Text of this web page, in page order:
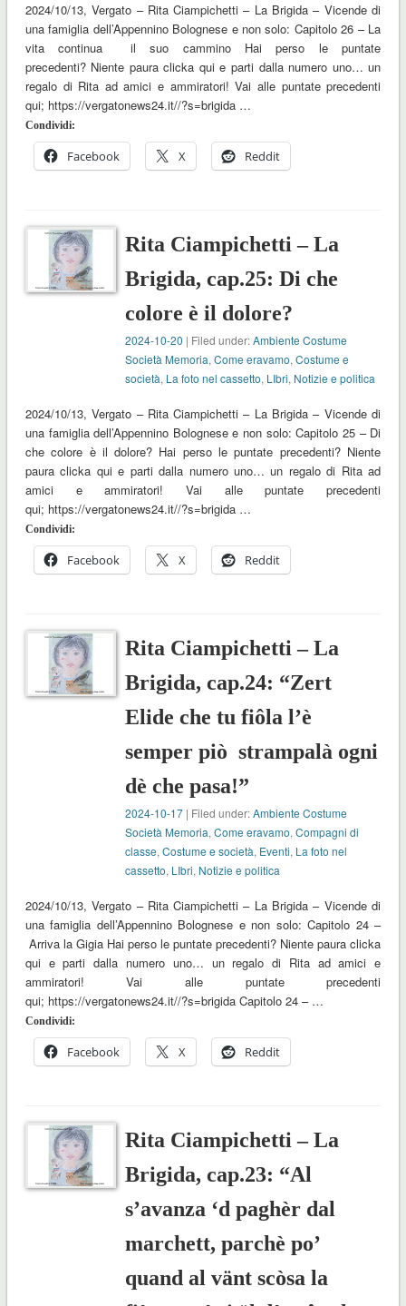
2024/10/13, Vergato – Rita Ciampichetti – La Brigida – Vicende di
una famiglia dell’Appennino Bolognese e non solo: Capitolo 26 – La
vita continua il suo cammino Hai perso le puntate
precedenti? Niente paura clicka qui e parti dalla numero uno… un
regalo di Rita ad amici e ammiratori! Vai alle puntate precedenti
qui; https://vergatonews24.it//?s=brigida …
Condividi:
Facebook X Reddit
Rita Ciampichetti – La
Brigida, cap.25: Di che
colore è il dolore?
2024-10-20 | Filed under:Ambiente Costume
Società Memoria,Come eravamo,Costume e
società, La foto nel cassetto, LIbri, Notizie e politica
2024/10/13, Vergato – Rita Ciampichetti – La Brigida – Vicende di
una famiglia dell’Appennino Bolognese e non solo: Capitolo 25 – Di
che colore è il dolore? Hai perso le puntate precedenti? Niente
paura clicka qui e parti dalla numero uno… un regalo di Rita ad
amici e ammiratori! Vai alle puntate precedenti
qui; https://vergatonews24.it//?s=brigida …
Condividi:
Facebook X Reddit
Rita Ciampichetti – La
Brigida, cap.24: “Zert
Elide che tu fiôla l’è
semper piò strampalà ogni
dè che pasa!”
2024-10-17 | Filed under:Ambiente Costume
Società Memoria,Come eravamo,Compagni di
classe,Costume e società, Eventi, La foto nel
cassetto, LIbri, Notizie e politica
2024/10/13, Vergato – Rita Ciampichetti – La Brigida – Vicende di
una famiglia dell’Appennino Bolognese e non solo: Capitolo 24 –
Arriva la Gigia Hai perso le puntate precedenti? Niente paura clicka
qui e parti dalla numero uno… un regalo di Rita ad amici e
ammiratori! Vai alle puntate precedenti
qui; https://vergatonews24.it//?s=brigida Capitolo 24 – …
Condividi:
Facebook X Reddit
Rita Ciampichetti – La
Brigida, cap.23: “Al
s’avanza ‘d paghèr dal
marchett, parchè po’
quand al vänt scòsa la